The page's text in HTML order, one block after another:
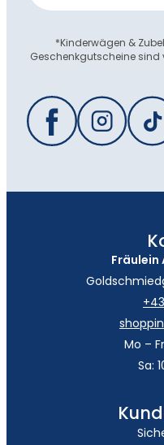
*Kinderwägen &
Geschenkgutscheine sind
Fräulein
Mo –
Sa: